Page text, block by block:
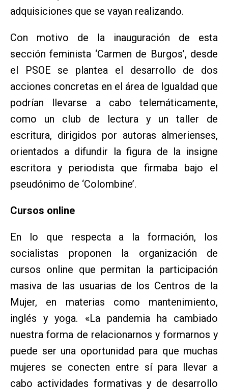
adquisiciones que se vayan realizando.
Con motivo de la inauguración de esta
sección feminista ‘Carmen de Burgos’, desde
el PSOE se plantea el desarrollo de dos
acciones concretas en el área de Igualdad que
podrían llevarse a cabo telemáticamente,
como un club de lectura y un taller de
escritura, dirigidos por autoras almerienses,
orientados a difundir la figura de la insigne
escritora y periodista que firmaba bajo el
pseudónimo de ‘Colombine’.
Cursos online
En lo que respecta a la formación, los
socialistas proponen la organización de
cursos online que permitan la participación
masiva de las usuarias de los Centros de la
Mujer, en materias como mantenimiento,
inglés y yoga. «La pandemia ha cambiado
nuestra forma de relacionarnos y formarnos y
puede ser una oportunidad para que muchas
mujeres se conecten entre sí para llevar a
cabo actividades formativas y de desarrollo